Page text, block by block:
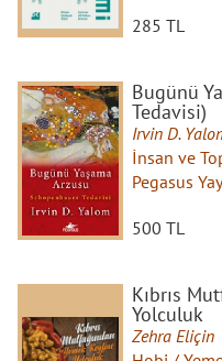
285 TL
Bugünü
Tedavisi)
Irvin D.
İnsan ve
Pegasus
500 TL
Kıbrıs
Yolculuk
Zehra Eliçin